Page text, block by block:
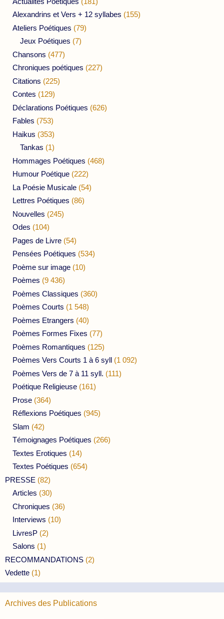
Alexandrins et Vers + 12 syllabes (155)
Ateliers Poétiques (79)
Jeux Poétiques (7)
Chansons (477)
Chroniques poétiques (227)
Citations (225)
Contes (129)
Déclarations Poétiques (626)
Fables (753)
Haikus (353)
Tankas (1)
Hommages Poétiques (468)
Humour Poétique (222)
La Poésie Musicale (54)
Lettres Poétiques (86)
Nouvelles (245)
Odes (104)
Pages de Livre (54)
Pensées Poétiques (534)
Poème sur image (10)
Poèmes (9 436)
Poèmes Classiques (360)
Poèmes Courts (1 548)
Poèmes Etrangers (40)
Poèmes Formes Fixes (77)
Poèmes Romantiques (125)
Poèmes Vers Courts 1 à 6 syll (1 092)
Poèmes Vers de 7 à 11 syll. (111)
Poétique Religieuse (161)
Prose (364)
Réflexions Poétiques (945)
Slam (42)
Témoignages Poétiques (266)
Textes Erotiques (14)
Textes Poétiques (654)
PRESSE (82)
Articles (30)
Chroniques (36)
Interviews (10)
LivresP (2)
Salons (1)
RECOMMANDATIONS (2)
Vedette (1)
Archives des Publications